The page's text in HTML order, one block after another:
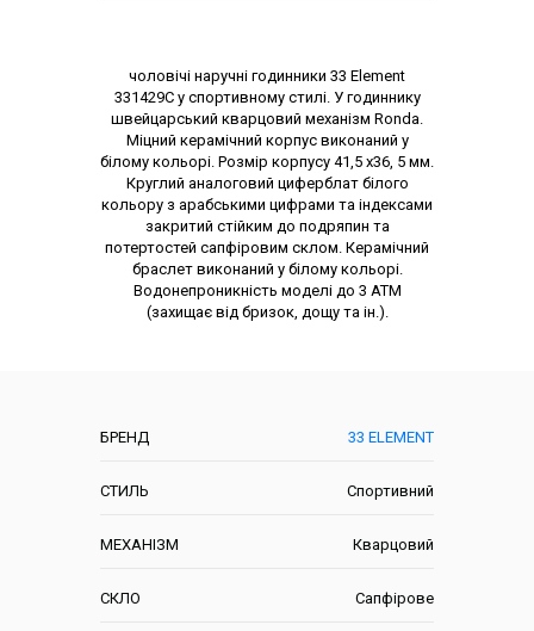
БРЕНД 33 ELEMENT
СТИЛЬ Спортивний
МЕХАНІЗМ Кварцовий
СКЛО Сапфірове
Опис товару
чоловічі наручні годинники 33 Element
331429C у спортивному стилі. У годиннику
швейцарський кварцовий механізм Ronda.
Міцний керамічний корпус виконаний у
білому кольорі. Розмір корпусу 41,5 x36, 5 мм.
Круглий аналоговий циферблат білого
кольору з арабськими цифрами та індексами
закритий стійким до подряпин та
потертостей сапфіровим склом. Керамічний
браслет виконаний у білому кольорі.
Водонепроникність моделі до 3 АТМ
(захищає від бризок, дощу та ін.).